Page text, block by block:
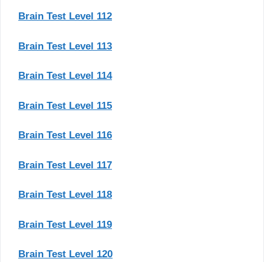
Brain Test Level 112
Brain Test Level 113
Brain Test Level 114
Brain Test Level 115
Brain Test Level 116
Brain Test Level 117
Brain Test Level 118
Brain Test Level 119
Brain Test Level 120